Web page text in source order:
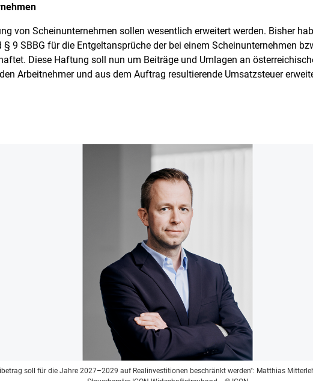
von Scheinunternehmen sollen wesentlich erweitert werden. Bisher
9 SBBG für die Entgeltansprüche der bei einem Scheinunternehmen
Diese Haftung soll nun um Beiträge und Umlagen an
Arbeitnehmer und aus dem Auftrag resultierende Umsatzsteuer
soll für die Jahre 2027–2029 auf Realinvestitionen beschränkt werden": Matthias